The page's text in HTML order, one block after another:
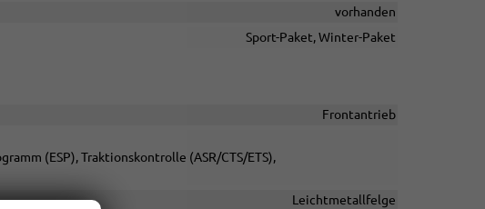
vorhanden
Sport-Paket, Winter-Paket
Frontantrieb
(ESP), Traktionskontrolle (ASR/CTS/ETS),
Leichtmetallfelge